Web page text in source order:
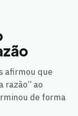
afirmou que
razão” ao
de forma